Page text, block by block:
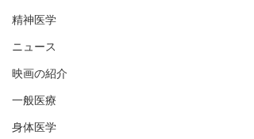
精神医学
ニュース
映画の紹介
一般医療
身体医学